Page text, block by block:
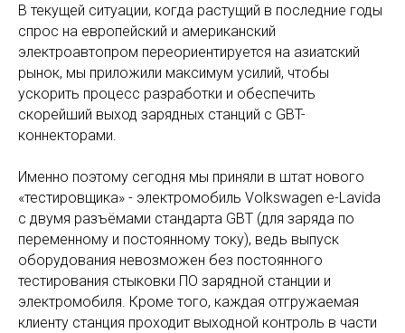
В текущей ситуации, когда растущий в последние годы
спрос на европейский и американский
электроавтопром переориентируется на азиатский
рынок, мы приложили максимум усилий, чтобы
ускорить процесс разработки и обеспечить
скорейший выход зарядных станций с GBT-
коннекторами.
Именно поэтому сегодня мы приняли в штат нового
«тестировщика» - электромобиль Volkswagen e-Lavida
с двумя разъёмами стандарта GBT (для заряда по
переменному и постоянному току), ведь выпуск
оборудования невозможен без постоянного
тестирования стыковки ПО зарядной станции и
электромобиля. Кроме того, каждая отгружаемая
клиенту станция проходит выходной контроль в части